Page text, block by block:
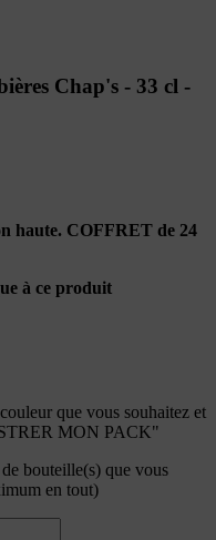
Chap's - 33 cl -
haute. COFFRET de 24
à ce produit
que vous souhaitez et
MON PACK"
bouteille(s) que vous
en tout)